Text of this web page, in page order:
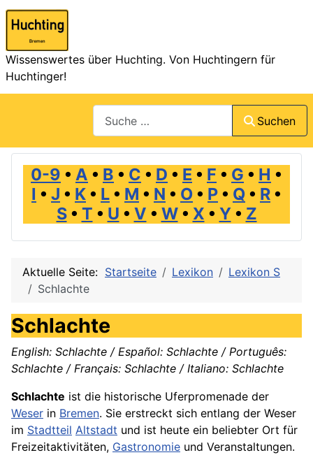
Wissenswertes über Huchting. Von Huchtingern für
Huchtinger!
Suchen
0-9 • A • B • C • D • E • F • G • H •
I • J • K • L • M • N • O • P • Q • R •
S• T • U • V • W• X • Y• Z
Aktuelle Seite: Startseite Lexikon
Lexikon S
Schlachte
Schlachte
English: Schlachte / Español: Schlachte / Português:
Schlachte / Français: Schlachte / Italiano: Schlachte
Schlachte ist die historische Uferpromenade der
Weser in Bremen. Sie erstreckt sich entlang der Weser
im Stadtteil Altstadt und ist heute ein beliebter Ort für
Freizeitaktivitäten, Gastronomie und Veranstaltungen.